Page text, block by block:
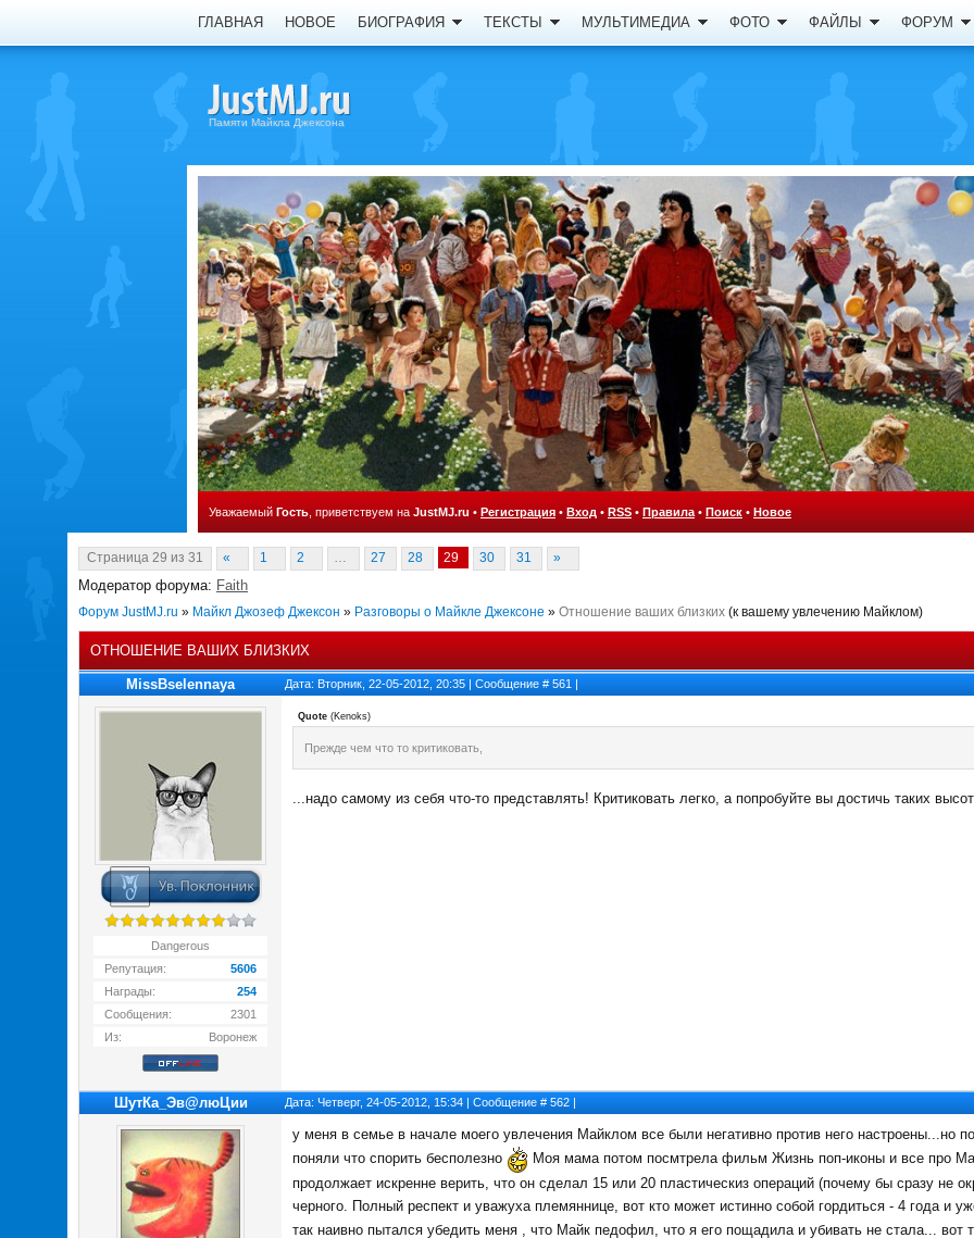
ГЛАВНАЯ НОВОЕ БИОГРАФИЯ ТЕКСТЫ МУЛЬТИМЕДИА ФОТО ФАЙЛЫ ФОРУМ
Памяти Майкла Джексона
Уважаемый Гость , приветствуем на JustMJ.ru • Регистрация • Вход • RSS • Правила • Поиск • Новое
Страница 29 из 31 « 1 2 … 27 28 29 30 31 »
Модератор форума: Faith
Форум JustMJ.ru » Майкл Джозеф Джексон » Разговоры о Майкле Джексоне » Отношение ваших близких (к вашему увлечению Майклом)
ОТНОШЕНИЕ ВАШИХ БЛИЗКИХ
MissBselennaya Дата: Вторник, 22-05-2012, 20:35 | Сообщение # 561 |
Dangerous
Репутация:
5606
Награды:
254
Сообщения:
2301
Из:
Воронеж
Quote (Kenoks)
Прежде чем что то критиковать,
...надо самому из себя что-то представлять! Критиковать легко, а попробуйте вы достичь таких
ШутКа_Эв@люЦии Дата: Четверг, 24-05-2012, 15:34 | Сообщение # 562 |
у меня в семье в начале моего увлечения Майклом все были негативно против него настроены...но
поняли что спорить бесполезно
Моя мама потом посмтрела фильм Жизнь поп-иконы и все про
продолжает искренне верить, что он сделал 15 или 20 пластическиз операций (почему бы сразу не
черного. Полный респект и уважуха племяннице, вот кто может истинно собой гордиться - 4 года и
так наивно пытался убедить меня , что Майк педофил, что я его пощадила и убивать не стала... вот